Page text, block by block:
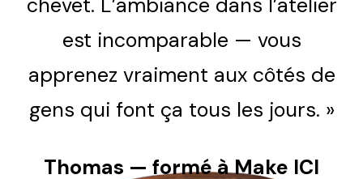
chevet. L’ambiance dans l’atelier
est incomparable — vous
apprenez vraiment aux côtés de
gens qui font ça tous les jours. »
Thomas — formé à Make ICI